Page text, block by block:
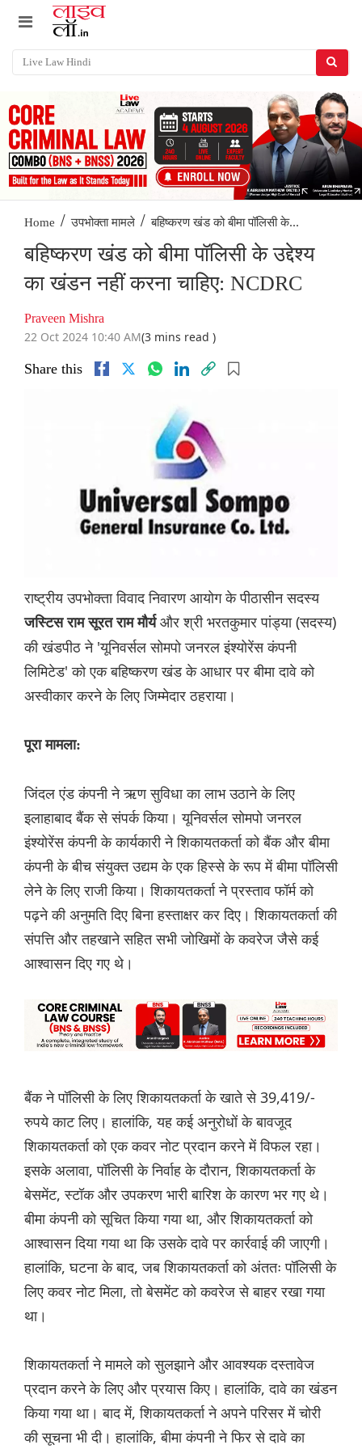
Home / उपभोक्ता मामले / बहिष्करण खंड को बीमा पॉलिसी के...
बहिष्करण खंड को बीमा पॉलिसी के उद्देश्य
का खंडन नहीं करना चाहिए: NCDRC
Praveen Mishra
22 Oct 2024 10:40 AM(3 mins read )
Share this
राष्ट्रीय उपभोक्ता विवाद निवारण आयोग के पीठासीन सदस्य
जस्टिस राम सूरत राम मौर्यऔर श्री भरतकुमार पांड्या (सदस्य)
की खंडपीठ ने 'यूनिवर्सल सोमपो जनरल इंश्योरेंस कंपनी
लिमिटेड' को एक बहिष्करण खंड के आधार पर बीमा दावे को
अस्वीकार करने के लिए जिम्मेदार ठहराया।
पूरा मामला:
जिंदल एंड कंपनी ने ऋण सुविधा का लाभ उठाने के लिए
इलाहाबाद बैंक से संपर्क किया। यूनिवर्सल सोमपो जनरल
इंश्योरेंस कंपनी के कार्यकारी ने शिकायतकर्ता को बैंक और बीमा
कंपनी के बीच संयुक्त उद्यम के एक हिस्से के रूप में बीमा पॉलिसी
लेने के लिए राजी किया। शिकायतकर्ता ने प्रस्ताव फॉर्म को
पढ़ने की अनुमति दिए बिना हस्ताक्षर कर दिए। शिकायतकर्ता की
संपत्ति और तहखाने सहित सभी जोखिमों के कवरेज जैसे कई
आश्वासन दिए गए थे।
बैंक ने पॉलिसी के लिए शिकायतकर्ता के खाते से 39,419/-
रुपये काट लिए। हालांकि, यह कई अनुरोधों के बावजूद
शिकायतकर्ता को एक कवर नोट प्रदान करने में विफल रहा।
इसके अलावा, पॉलिसी के निर्वाह के दौरान, शिकायतकर्ता के
बेसमेंट, स्टॉक और उपकरण भारी बारिश के कारण भर गए थे।
बीमा कंपनी को सूचित किया गया था, और शिकायतकर्ता को
आश्वासन दिया गया था कि उसके दावे पर कार्रवाई की जाएगी।
हालांकि, घटना के बाद, जब शिकायतकर्ता को अंततः पॉलिसी के
लिए कवर नोट मिला, तो बेसमेंट को कवरेज से बाहर रखा गया
था।
शिकायतकर्ता ने मामले को सुलझाने और आवश्यक दस्तावेज
प्रदान करने के लिए और प्रयास किए। हालांकि, दावे का खंडन
किया गया था। बाद में, शिकायतकर्ता ने अपने परिसर में चोरी
की सूचना भी दी। हालांकि, बीमा कंपनी ने फिर से दावे का